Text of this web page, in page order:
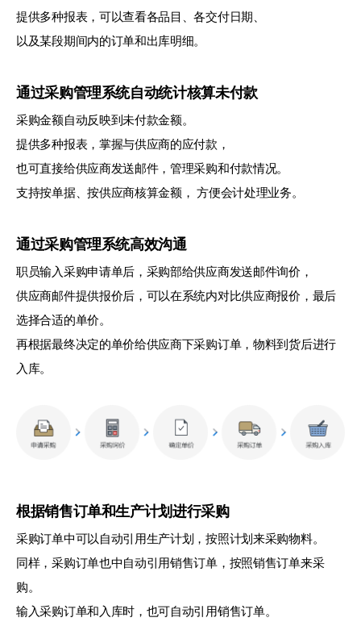
提供多种报表，可以查看各品目、各交付日期、
以及某段期间内的订单和出库明细。
通过采购管理系统自动统计核算未付款
采购金额自动反映到未付款金额。
提供多种报表，掌握与供应商的应付款，
也可直接给供应商发送邮件，管理采购和付款情况。
支持按单据、按供应商核算金额， 方便会计处理业务。
通过采购管理系统高效沟通
职员输入采购申请单后，采购部给供应商发送邮件询价，
供应商邮件提供报价后，可以在系统内对比供应商报价，最后
选择合适的单价。
再根据最终决定的单价给供应商下采购订单，物料到货后进行
入库。
根据销售订单和生产计划进行采购
采购订单中可以自动引用生产计划，按照计划来采购物料。
同样，采购订单也中自动引用销售订单，按照销售订单来采
购。
输入采购订单和入库时，也可自动引用销售订单。